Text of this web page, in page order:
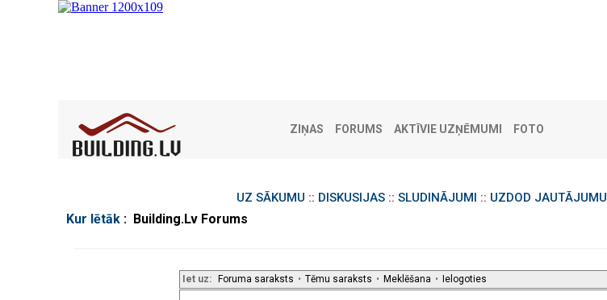
ZIŅAS FORUMS AKTĪVIE UZŅĒMUMI FOTO
UZ SĀKUMU :: DISKUSIJAS:: SLUDINĀJUMI :: UZDOD JAUTĀJUMU
Kur lētāk : Building.Lv Forums
Iet uz: Foruma saraksts • Tēmu saraksts • Meklēšana • Ielogoties